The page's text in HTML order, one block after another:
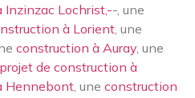
Inzinzac Lochrist,--, une
à Lorient , une
construction à Auray , une
projet de construction à
Hennebont , une construction